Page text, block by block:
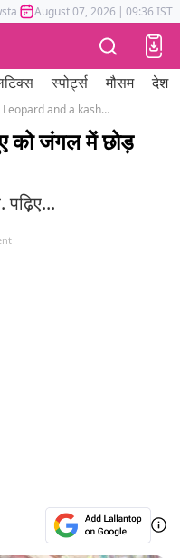
Mumbai Tak Astrotak
August 07, 2026 | 09:36 IST
स्पोर्ट्स मौसम देश
a beautiful story of a Leopard and a kashmiri boy
को जंगल में छोड़
पढ़िए...